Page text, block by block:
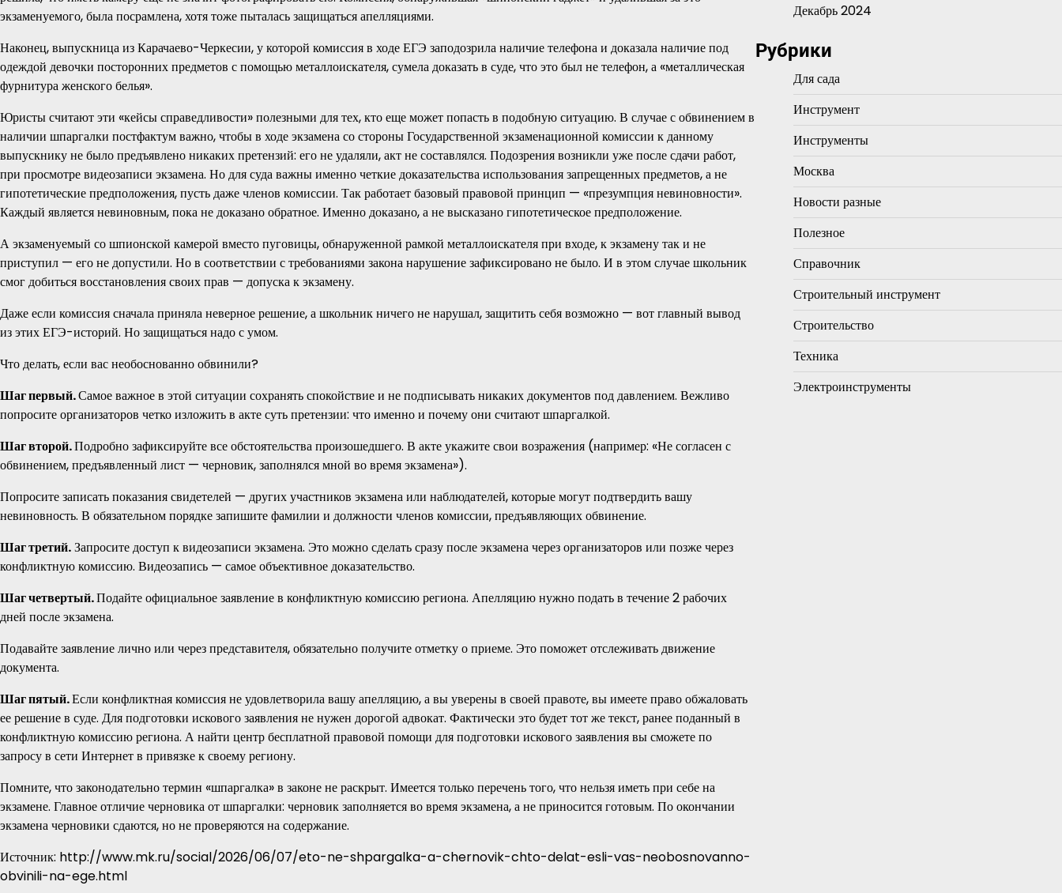
экзаменуемого, была посрамлена, хотя тоже пыталась защищаться апелляциями.
Наконец, выпускница из Карачаево-Черкесии, у которой комиссия в ходе ЕГЭ заподозрила наличие телефона и доказала наличие под
одеждой девочки посторонних предметов с помощью металлоискателя, сумела доказать в суде, что это был не телефон, а «металлическая
фурнитура женского белья».
Юристы считают эти «кейсы справедливости» полезными для тех, кто еще может попасть в подобную ситуацию. В случае с обвинением в
наличии шпаргалки постфактум важно, чтобы в ходе экзамена со стороны Государственной экзаменационной комиссии к данному
выпускнику не было предъявлено никаких претензий: его не удаляли, акт не составлялся. Подозрения возникли уже после сдачи работ,
при просмотре видеозаписи экзамена. Но для суда важны именно четкие доказательства использования запрещенных предметов, а не
гипотетические предположения, пусть даже членов комиссии. Так работает базовый правовой принцип — «презумпция невиновности».
Каждый является невиновным, пока не доказано обратное. Именно доказано, а не высказано гипотетическое предположение.
А экзаменуемый со шпионской камерой вместо пуговицы, обнаруженной рамкой металлоискателя при входе, к экзамену так и не
приступил — его не допустили. Но в соответствии с требованиями закона нарушение зафиксировано не было. И в этом случае школьник
смог добиться восстановления своих прав — допуска к экзамену.
Даже если комиссия сначала приняла неверное решение, а школьник ничего не нарушал, защитить себя возможно — вот главный вывод
из этих ЕГЭ-историй. Но защищаться надо с умом.
Что делать, если вас необоснованно обвинили?
Шаг первый.Самое важное в этой ситуации сохранять спокойствие и не подписывать никаких документов под давлением. Вежливо
попросите организаторов четко изложить в акте суть претензии: что именно и почему они считают шпаргалкой.
Шаг второй.Подробно зафиксируйте все обстоятельства произошедшего. В акте укажите свои возражения (например: «Не согласен с
обвинением, предъявленный лист — черновик, заполнялся мной во время экзамена»).
Попросите записать показания свидетелей — других участников экзамена или наблюдателей, которые могут подтвердить вашу
невиновность. В обязательном порядке запишите фамилии и должности членов комиссии, предъявляющих обвинение.
Шаг третий.Запросите доступ к видеозаписи экзамена. Это можно сделать сразу после экзамена через организаторов или позже через
конфликтную комиссию. Видеозапись — самое объективное доказательство.
Шаг четвертый.Подайте официальное заявление в конфликтную комиссию региона. Апелляцию нужно подать в течение 2 рабочих
дней после экзамена.
Подавайте заявление лично или через представителя, обязательно получите отметку о приеме. Это поможет отслеживать движение
документа.
Шаг пятый.Если конфликтная комиссия не удовлетворила вашу апелляцию, а вы уверены в своей правоте, вы имеете право обжаловать
ее решение в суде. Для подготовки искового заявления не нужен дорогой адвокат. Фактически это будет тот же текст, ранее поданный в
конфликтную комиссию региона. А найти центр бесплатной правовой помощи для подготовки искового заявления вы сможете по
запросу в сети Интернет в привязке к своему региону.
Помните, что законодательно термин «шпаргалка» в законе не раскрыт. Имеется только перечень того, что нельзя иметь при себе на
экзамене. Главное отличие черновика от шпаргалки: черновик заполняется во время экзамена, а не приносится готовым. По окончании
экзамена черновики сдаются, но не проверяются на содержание.
Источник: http://www.mk.ru/social/2026/06/07/eto-ne-shpargalka-a-chernovik-chto-delat-esli-vas-neobosnovanno-
obvinili-na-ege.html
Декабрь 2024
Рубрики
Для сада
Инструмент
Инструменты
Москва
Новости разные
Полезное
Справочник
Строительный инструмент
Строительство
Техника
Электроинструменты